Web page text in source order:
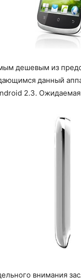
дешевым из
данный
2.3.
внимания